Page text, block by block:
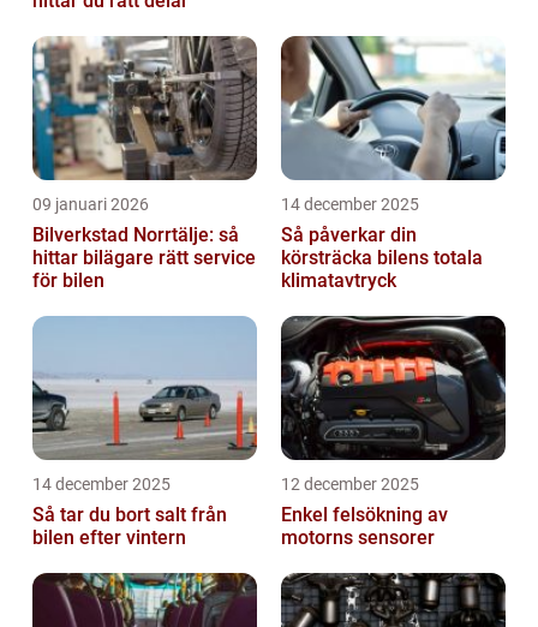
09 januari 2026
Bilverkstad Norrtälje: så
hittar bilägare rätt service
för bilen
14 december 2025
Så påverkar din
körsträcka bilens totala
klimatavtryck
14 december 2025
Så tar du bort salt från
bilen efter vintern
12 december 2025
Enkel felsökning av
motorns sensorer